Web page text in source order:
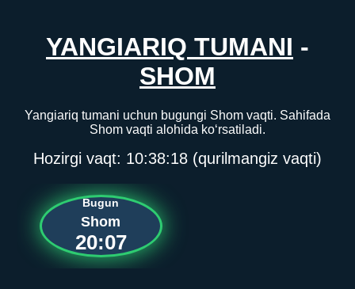
YANGIARIQ TUMANI -
SHOM
Yangiariq tumani uchun bugungi Shom vaqti. Sahifada
Shom vaqti alohida ko‘rsatiladi.
Hozirgi vaqt: 10:38:18 (qurilmangiz vaqti)
Bugun
Shom
20:07